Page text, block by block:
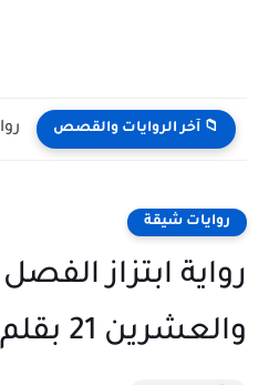
📁 آخر الروايات والقصص
روايات شيقة
رواية ابتزاز
والعشرين 21 بقلم صافي